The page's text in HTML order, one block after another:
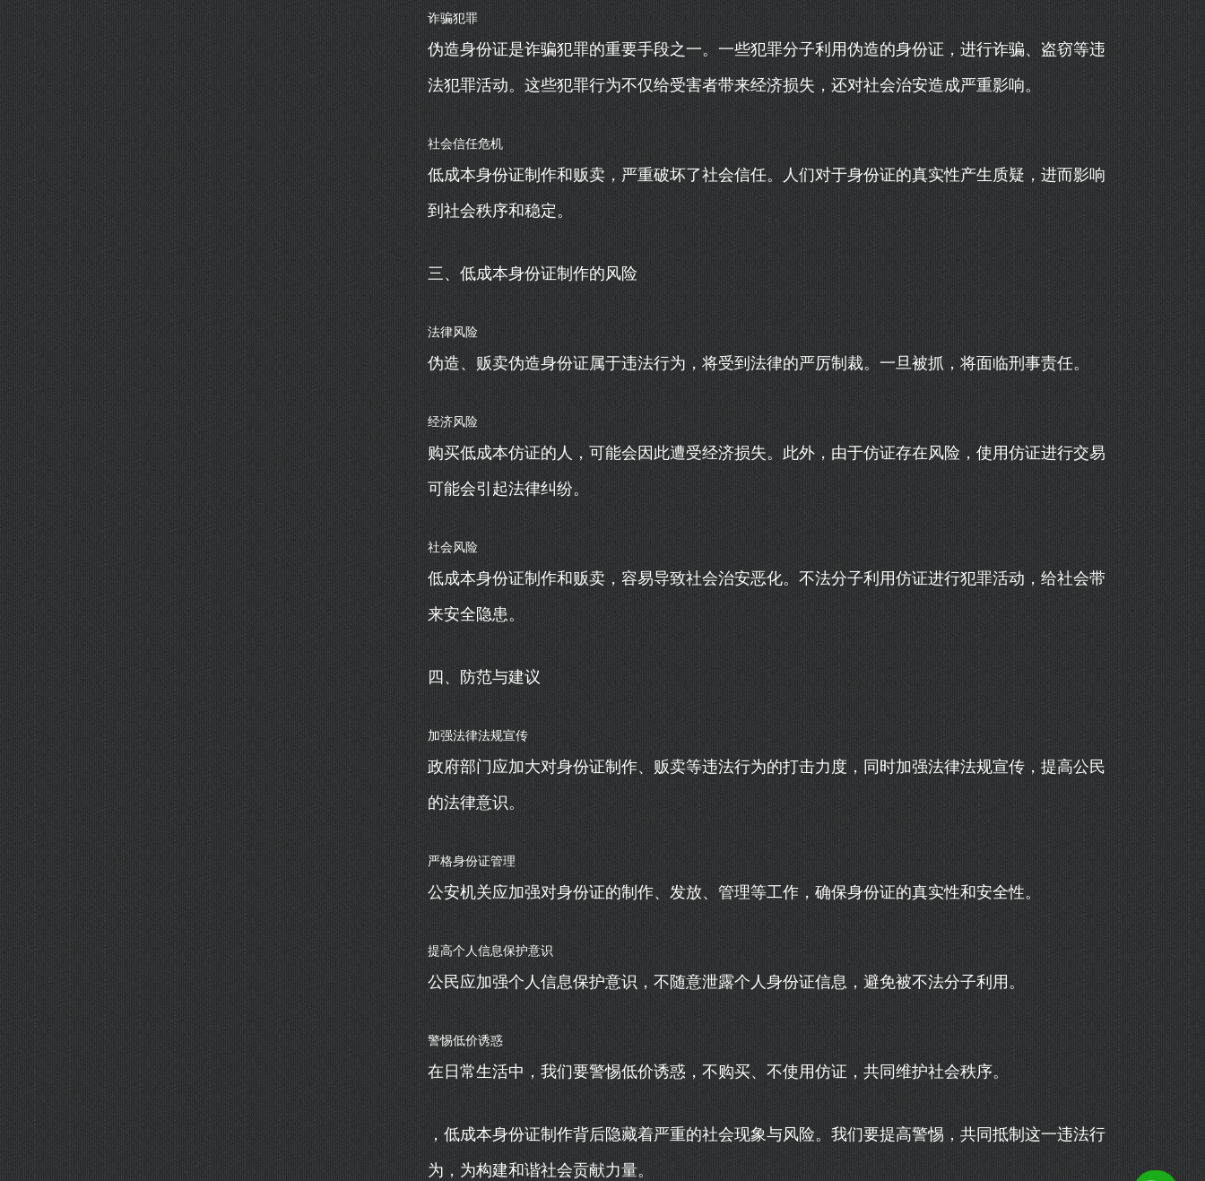
诈骗犯罪
伪造身份证是诈骗犯罪的重要手段之一。一些犯罪分子利用伪造的身份证，进行诈骗、盗窃等违
法犯罪活动。这些犯罪行为不仅给受害者带来经济损失，还对社会治安造成严重影响。
社会信任危机
低成本身份证制作和贩卖，严重破坏了社会信任。人们对于身份证的真实性产生质疑，进而影响
到社会秩序和稳定。
三、低成本身份证制作的风险
法律风险
伪造、贩卖伪造身份证属于违法行为，将受到法律的严厉制裁。一旦被抓，将面临刑事责任。
经济风险
购买低成本仿证的人，可能会因此遭受经济损失。此外，由于仿证存在风险，使用仿证进行交易
可能会引起法律纠纷。
社会风险
低成本身份证制作和贩卖，容易导致社会治安恶化。不法分子利用仿证进行犯罪活动，给社会带
来安全隐患。
四、防范与建议
加强法律法规宣传
政府部门应加大对身份证制作、贩卖等违法行为的打击力度，同时加强法律法规宣传，提高公民
的法律意识。
严格身份证管理
公安机关应加强对身份证的制作、发放、管理等工作，确保身份证的真实性和安全性。
提高个人信息保护意识
公民应加强个人信息保护意识，不随意泄露个人身份证信息，避免被不法分子利用。
警惕低价诱惑
在日常生活中，我们要警惕低价诱惑，不购买、不使用仿证，共同维护社会秩序。
，低成本身份证制作背后隐藏着严重的社会现象与风险。我们要提高警惕，共同抵制这一违法行
为，为构建和谐社会贡献力量。